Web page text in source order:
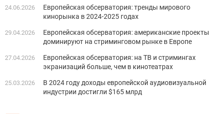
24.06.2026
Европейская обсерватория: тренды мирового
кинорынка в 2024-2025 годах
29.04.2026
Европейская обсерватория: американские проекты
доминируют на стриминговом рынке в Европе
27.04.2026
Европейская обсерватория: на ТВ и стримингах
экранизаций больше, чем в кинотеатрах
25.03.2026
В 2024 году доходы европейской аудиовизуальной
индустрии достигли $165 млрд